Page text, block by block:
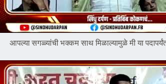
आपल्या सगळ्यांची भक्कम साथ मिळाल्यामुळे मी या